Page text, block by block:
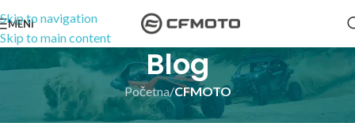
Skip to navigation
Skip to main content
MENI
Blog
Početna/CFMOTO
CFMOTO